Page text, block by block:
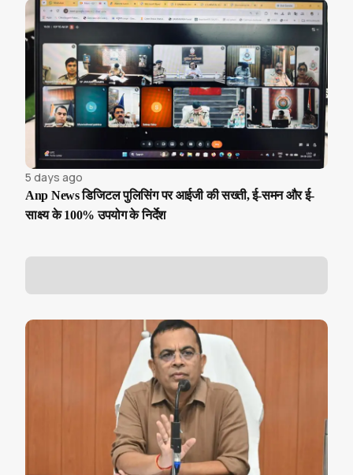
5 days ago
Anp News डिजिटल पुलिसिंग पर आईजी की सख्ती, ई-समन और ई-
साक्ष्य के 100% उपयोग के निर्देश